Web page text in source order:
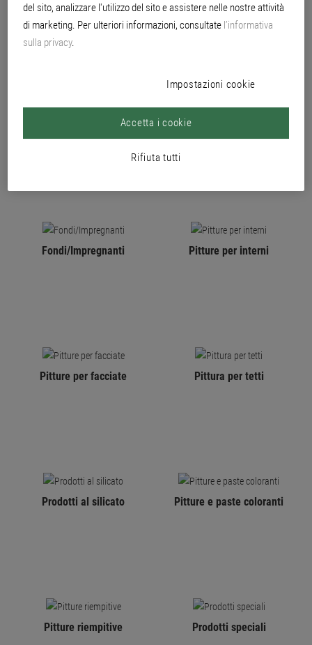
una superficie finale di qualità superiore. Con il sistema tintometrico
Brillux si possono, inoltre, realizzare progetti cromatici complessi che
rispondono alle esigenze più elevate.
PRODOTTI
Fondi/Impregnanti Pitture per interni
Pitture per facciate Pittura per tetti
Prodotti al silicato Pitture e paste coloranti
Pitture riempitive Prodotti speciali
del sito, analizzare l'utilizzo del sito e assistere nelle nostre attività
di marketing. Per ulteriori informazioni, consultate l’informativa
sulla privacy.
Impostazioni cookie
Rifiuta tutti
Accetta i cookie